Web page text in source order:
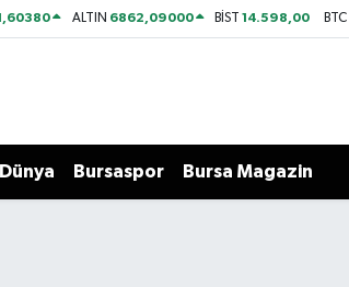
ALTIN 6862,09000 BİST14.598,00 BTC
Dünya Bursaspor Bursa Magazin